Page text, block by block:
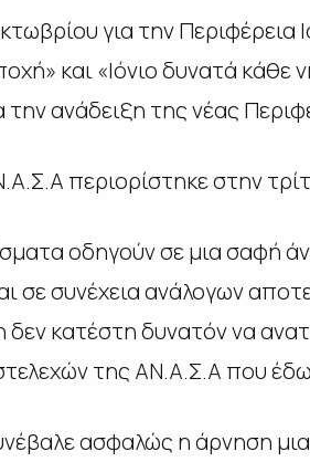
για την Περιφέρεια
και «Ιόνιο δυνατά
την ανάδειξη της νέας
περιορίστηκε στην
οδηγούν σε μια σαφή
σε συνέχεια ανάλογων
κατέστη δυνατόν να
της ΑΝ.Α.Σ.Α που
ασφαλώς η άρνηση